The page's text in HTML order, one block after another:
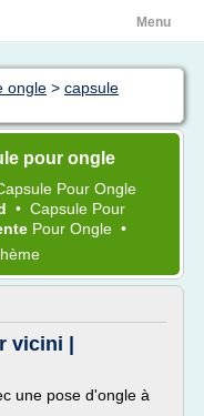
Menu
ongle > capsule
pour ongle
Pour Ongle
• Capsule Pour
Pour Ongle •
vicini |
une pose d'ongle à